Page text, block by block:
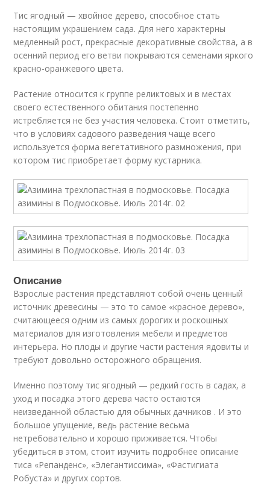
Тис ягодный — хвойное дерево, способное стать
настоящим украшением сада. Для него характерны
медленный рост, прекрасные декоративные свойства, а в
осенний период его ветви покрываются семенами яркого
красно-оранжевого цвета.
Растение относится к группе реликтовых и в местах
своего естественного обитания постепенно
истребляется не без участия человека. Стоит отметить,
что в условиях садового разведения чаще всего
используется форма вегетативного размножения, при
котором тис приобретает форму кустарника.
Описание
Взрослые растения представляют собой очень ценный
источник древесины — это то самое «красное дерево»,
считающееся одним из самых дорогих и роскошных
материалов для изготовления мебели и предметов
интерьера. Но плоды и другие части растения ядовиты и
требуют довольно осторожного обращения.
Именно поэтому тис ягодный — редкий гость в садах, а
уход и посадка этого дерева часто остаются
неизведанной областью для обычных дачников . И это
большое упущение, ведь растение весьма
нетребовательно и хорошо приживается. Чтобы
убедиться в этом, стоит изучить подробнее описание
тиса «Репанденс», «Элегантиссима», «Фастигиата
Робуста» и других сортов.